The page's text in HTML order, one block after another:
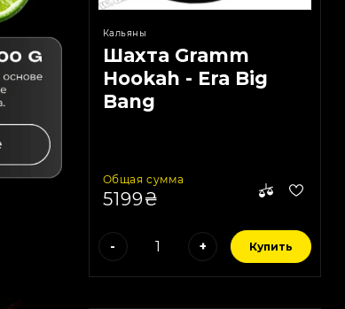
Кальяны
Шахта Gramm
Hookah - Era Big
Bang
Общая сумма
5199₴
- + Купить